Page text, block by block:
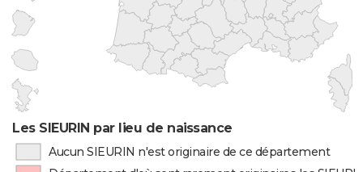
Les SIEURIN par lieu de naissance
Aucun SIEURIN n'est originaire de ce département